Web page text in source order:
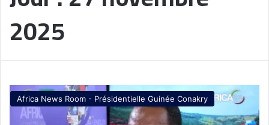
2025
Africa News Room - Présidentielle Guinée Conakry